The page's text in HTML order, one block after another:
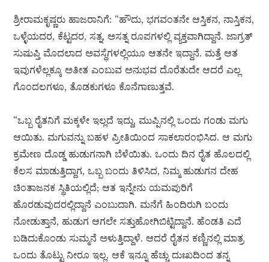
ಶ್ರೀರಾಮಕೃಷ್ಣರು ಹಾಜರಾನಿಗೆ: “ಹೌದು, ಭಗವಂತನೇ ಆಸ್ತಿಕನ, ನಾಸ್ತಿಕನ,
ಒಳ್ಳೆಯದರ, ಕೆಟ್ಟದರ, ಸತ್ನ, ಅಸತ್ನ ರೂಪಗಳಲ್ಲಿ ವ್ಯಕ್ತವಾಗಿದ್ದಾನೆ. ಜಾಗ್ರತ್
ಸುಷುಪ್ತಿ ಮೊದಲಾದ ಅವಸ್ಥೆಗಳಲ್ಲಿಯೂ ಆತನೇ ಇದ್ದಾನೆ. ಮತ್ತೆ ಆತ
ಇವುಗಳೆಲ್ಲಕ್ಕೂ ಅತೀತ ಎಂಬುವ ಅನುಭವ ದೊರೆತುದೇ ಆದರೆ ಎಲ್ಲ
ಗೊಂದಲಗಳೂ, ತೊಡಕುಗಳೂ ಕೊನೆಗಾಣುತ್ತವೆ.
“ಒಬ್ಬ ರೈತನಿಗೆ ಮಕ್ಕಳೇ ಇಲ್ಲದೆ ಇದ್ದು, ಮುಪ್ಪಿನಲ್ಲಿ ಒಂದು ಗಂಡು ಮಗು
ಆಯಿತು. ಮಗುವನ್ನು ಬಹಳ ಪ್ರೀತಿಯಿಂದ ಸಾಕಲಾರಂಭಿಸಿದ. ಆ ಮಗು
ಕ್ರಮೇಣ ದೊಡ್ಡ ಹುಡುಗನಾಗಿ ಬೆಳೆಯಿತು. ಒಂದು ದಿನ ರೈತ ಹೊಲದಲ್ಲಿ
ಕೆಲಸ ಮಾಡುತ್ತಿದ್ದಾಗ, ಒಬ್ಬ ಬಂದು ತಿಳಿಸಿದ, ನಿಮ್ಮ ಹುಡುಗನ ದೇಹ
ಚಿಂತಾಜನಕ ಸ್ಥಿತಿಯಲ್ಲಿದೆ; ಆತ ಇನ್ನೇನು ಯಮಪುರಿಗೆ
ಹೊರಡುವುದರಲ್ಲಿದ್ದಾನೆ ಎಂಬುದಾಗಿ. ಮನೆಗೆ ಹಿಂದಿರುಗಿ ಬಂದು
ನೋಡುತ್ತಾನೆ, ಹುಡುಗ ಆಗಲೇ ಸತ್ತುಹೋಗಿಬಿಟ್ಟಿದ್ದಾನೆ. ಹೆಂಡತಿ ಎದೆ
ಬಡಿದುಕೊಂಡು ಸುಮ್ಮನೆ ಅಳುತ್ತಿದ್ದಾಳೆ. ಆದರೆ ರೈತನ ಕಣ್ಣಿನಲ್ಲಿ ಮಾತ್ರ
ಒಂದು ತೊಟ್ಟು ನೀರೂ ಇಲ್ಲ. ಆಕೆ ಇನ್ನೂ ಹೆಚ್ಚು ದುಃಖದಿಂದ ತನ್ನ